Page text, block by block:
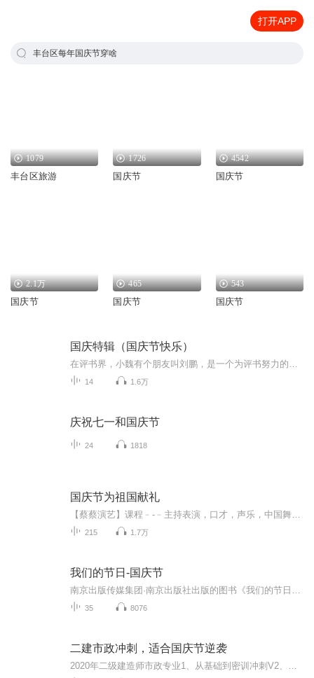
打开APP
丰台区每年国庆节穿啥
1079
丰台区旅游
1726
国庆节
4542
国庆节
2.1万
国庆节
465
国庆节
543
国庆节
国庆特辑（国庆节快乐）
14 1.6万
庆祝七一和国庆节
24 1818
国庆节为祖国献礼
215 1.7万
我们的节日-国庆节
35 8076
二建市政冲刺，适合国庆节逆袭